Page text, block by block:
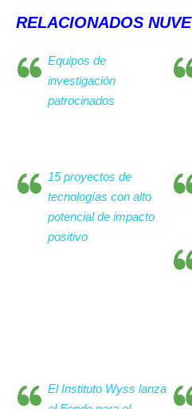
RELACIONADOS NUVE
Equipos de
investigación
patrocinados
15 proyectos de
tecnologías con alto
potencial de impacto
positivo
El Instituto Wyss lanza